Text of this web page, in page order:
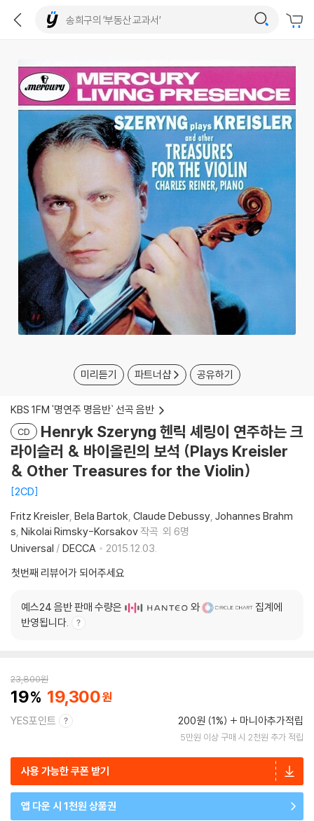
미리듣기 파트너샵 공유하기
KBS 1FM '명연주 명음반` 선곡 음반
CD
Henryk Szeryng 헨릭 셰링이 연주하는 크
라이슬러 & 바이올린의 보석 (Plays Kreisler
& Other Treasures for the Violin)
2CD
Fritz Kreisler Bela Bartok Claude Debussy Johannes Brahm
s Nikolai Rimsky-Korsakov 작곡 외 6명
Universal / DECCA
2015.12.03.
첫번째 리뷰어가 되어주세요
예스24 음반 판매 수량은 와
집계에
반영됩니다.
23,800원
19 19,300
YES포인트 200원 (1%) 마니아추가적립
5만원 이상 구매 시 2천원 추가 적립
사용 가능한 쿠폰 받기
앱 다운 시 1천원 상품권